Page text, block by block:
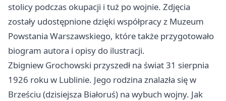
stolicy podczas okupacji i tuż po wojnie. Zdjęcia
zostały udostępnione dzięki współpracy z Muzeum
Powstania Warszawskiego, które także przygotowało
biogram autora i opisy do ilustracji.
Zbigniew Grochowski przyszedł na świat 31 sierpnia
1926 roku w Lublinie. Jego rodzina znalazła się w
Brześciu (dzisiejsza Białoruś) na wybuch wojny. Jak